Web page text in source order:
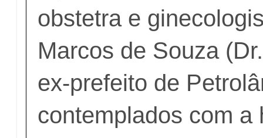
obstetra e
Marcos de Souza
ex-prefeito de
contemplados com